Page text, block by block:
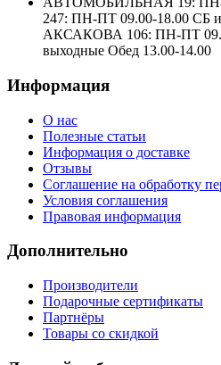
247: ПН-ПТ 09.00-18.00 СБ
АКСАКОВА 106: ПН-ПТ
выходные Обед 13.00-14.00
Информация
О нас
Полезные статьи
Информация о доставке
Отзывы
Соглашение на обработку
Условия соглашения
Правовая информация
Дополнительно
Производители
Подарочные сертификаты
Партнёры
Товары со скидкой